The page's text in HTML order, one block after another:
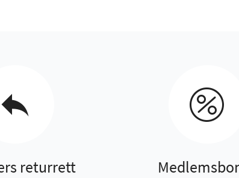
returrett